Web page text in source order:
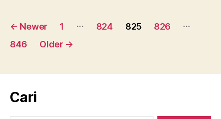
sendiri
Tim
Posts
pagination
← Newer 1 … 824 825 826
…
846
Older →
Cari